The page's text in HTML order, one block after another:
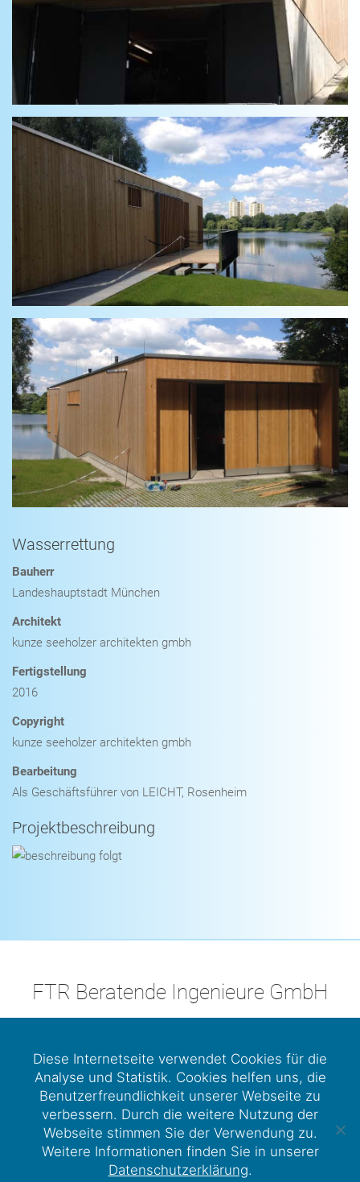
thumbnail loading
thumbnail loading
Wasserrettung
Bauherr
Landeshauptstadt München
Architekt
kunze seeholzer architekten gmbh
Fertigstellung
2016
Copyright
kunze seeholzer architekten gmbh
Bearbeitung
Als Geschäftsführer von LEICHT, Rosenheim
Projektbeschreibung
FTR Beratende Ingenieure GmbH
Kunstmühlstraße 17, 83026 Rosenheim
+49 8031 282016-0
Hello@FTRo.eu
Impressum|Datenschutz
Diese Internetseite verwendet Cookies für die
Analyse und Statistik. Cookies helfen uns, die
Benutzerfreundlichkeit unserer Webseite zu
verbessern. Durch die weitere Nutzung der
Webseite stimmen Sie der Verwendung zu.
Weitere Informationen finden Sie in unserer
Datenschutzerklärung.